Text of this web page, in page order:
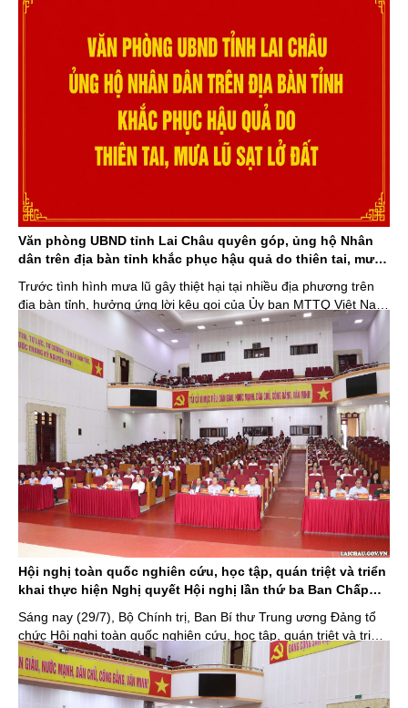
ứng dụng công nghệ số trong tiếp cận pháp luật, Bộ Tư pháp
Văn phòng UBND tỉnh Lai Châu quyên góp, ủng hộ Nhân
dân trên địa bàn tỉnh khắc phục hậu quả do thiên tai, mưa
Trước tình hình mưa lũ gây thiệt hại tại nhiều địa phương trên
địa bàn tỉnh, hưởng ứng lời kêu gọi của Ủy ban MTTQ Việt Nam
tỉnh Lai Châu về chung tay hỗ trợ Nhân dân khắc phục hậu quả
thiên tai, Văn phòng UBND tỉnh Lai Châu đã tổ chức cho cán bộ,
công chức, ...
Hội nghị toàn quốc nghiên cứu, học tập, quán triệt và triển
khai thực hiện Nghị quyết Hội nghị lần thứ ba Ban Chấp
Sáng nay (29/7), Bộ Chính trị, Ban Bí thư Trung ương Đảng tổ
chức Hội nghị toàn quốc nghiên cứu, học tập, quán triệt và triển
khai thực hiện Nghị quyết Hội nghị lần thứ ba Ban Chấp hành
Trung ương Đảng khóa XIV. Hội nghị nhằm quán triệt nội dung
cốt lõi, điểm ...